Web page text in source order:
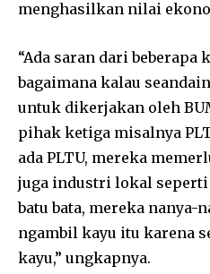
menghasilkan nilai
“Ada saran dari beberapa
bagaimana kalau
untuk dikerjakan oleh
pihak ketiga misalnya
ada PLTU, mereka
juga industri lokal seperti
batu bata, mereka nanya-
ngambil kayu itu karena
kayu,” ungkapnya.